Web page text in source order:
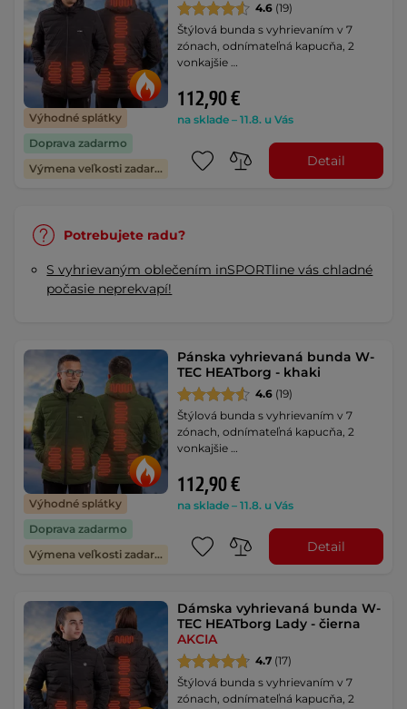
Výhodné splátky
Doprava zadarmo
Výmena veľkosti zadarmo
4.6 (19)
Štýlová bunda s vyhrievaním v 7
zónach, odnímateľná kapucňa, 2
vonkajšie …
112,90 €
na sklade – 11.8. u Vás
Detail
Potrebujete radu?
S vyhrievaným oblečením inSPORTline vás chladné
počasie neprekvapí!
Výhodné splátky
Doprava zadarmo
Výmena veľkosti zadarmo
Pánska vyhrievaná bunda W-
TEC HEATborg - khaki
4.6 (19)
Štýlová bunda s vyhrievaním v 7
zónach, odnímateľná kapucňa, 2
vonkajšie …
112,90 €
na sklade – 11.8. u Vás
Detail
Dámska vyhrievaná bunda W-
TEC HEATborg Lady - čierna
AKCIA
4.7 (17)
Štýlová bunda s vyhrievaním v 7
zónach, odnímateľná kapucňa, 2